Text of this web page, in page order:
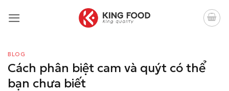
qua
BLOG
Cách phân biệt cam và quýt có thể
bạn chưa biết